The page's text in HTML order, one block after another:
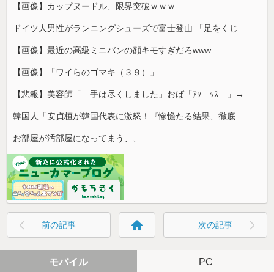
【画像】カップヌードル、限界突破ｗｗｗ
【画像】最近の高級ミニバンの顔キモすぎだろwww
【画像】「ワイらのゴマキ（３９）」
【悲報】美容師「…手は尽くしました」おば「ｱｯ…ｯｽ…」→
お部屋が汚部屋になってまう、、
前の記事 home 次の記事
モバイル PC